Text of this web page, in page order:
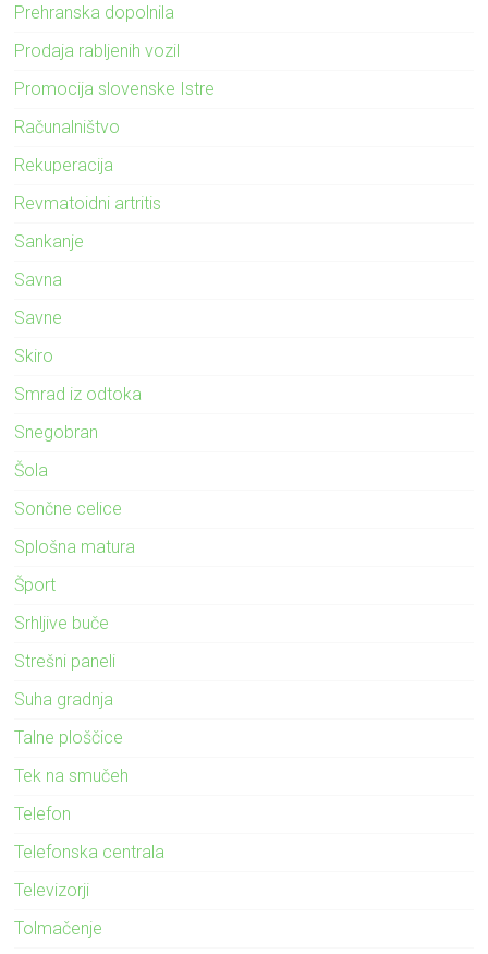
Prehranska dopolnila
Prodaja rabljenih vozil
Promocija slovenske Istre
Računalništvo
Rekuperacija
Revmatoidni artritis
Sankanje
Savna
Savne
Skiro
Smrad iz odtoka
Snegobran
Šola
Sončne celice
Splošna matura
Šport
Srhljive buče
Strešni paneli
Suha gradnja
Talne ploščice
Tek na smučeh
Telefon
Telefonska centrala
Televizorji
Tolmačenje